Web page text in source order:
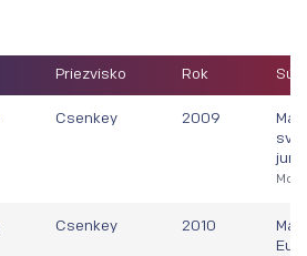
Priezvisko Rok
Csenkey 2009
Csenkey 2010